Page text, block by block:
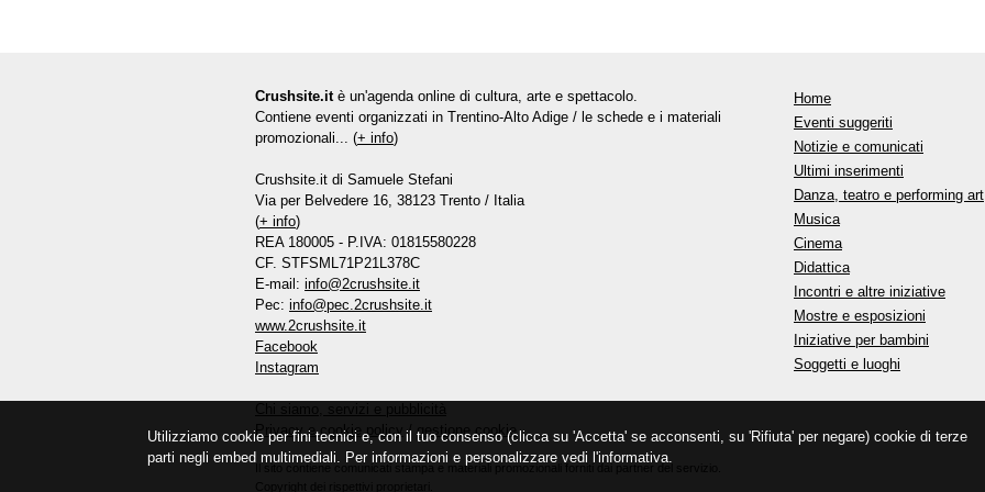
Crushsite.it è un'agenda online di cultura, arte e spettacolo.
Contiene eventi organizzati in Trentino-Alto Adige / le schede e i materiali
promozionali... (+ info)
Crushsite.it di Samuele Stefani
Via per Belvedere 16, 38123 Trento / Italia
(+ info)
REA 180005 - P.IVA: 01815580228
CF. STFSML71P21L378C
E-mail: info@2crushsite.it
Pec: info@pec.2crushsite.it
www.2crushsite.it
Facebook
Instagram
Privacy e cookie policy
/ gestione cookie
Il sito contiene comunicati stampa e materiali promozionali forniti dai partner del servizio.
Home
Eventi suggeriti
Notizie e comunicati
Ultimi inserimenti
Danza, teatro e performing art
Musica
Cinema
Didattica
Incontri e altre iniziative
Mostre e esposizioni
Iniziative per bambini
Soggetti e luoghi
Utilizziamo cookie per fini tecnici e, con il tuo consenso (clicca su 'Accetta' se acconsenti, su 'Rifiuta' per negare) cookie di terze
parti negli embed multimediali. Per informazioni e personalizzare vedi l'informativa.